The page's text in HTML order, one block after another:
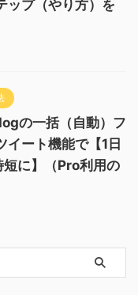
ップ（やり方）を
の一括（自動）フ
イート機能で【1日
に】（Pro利用の